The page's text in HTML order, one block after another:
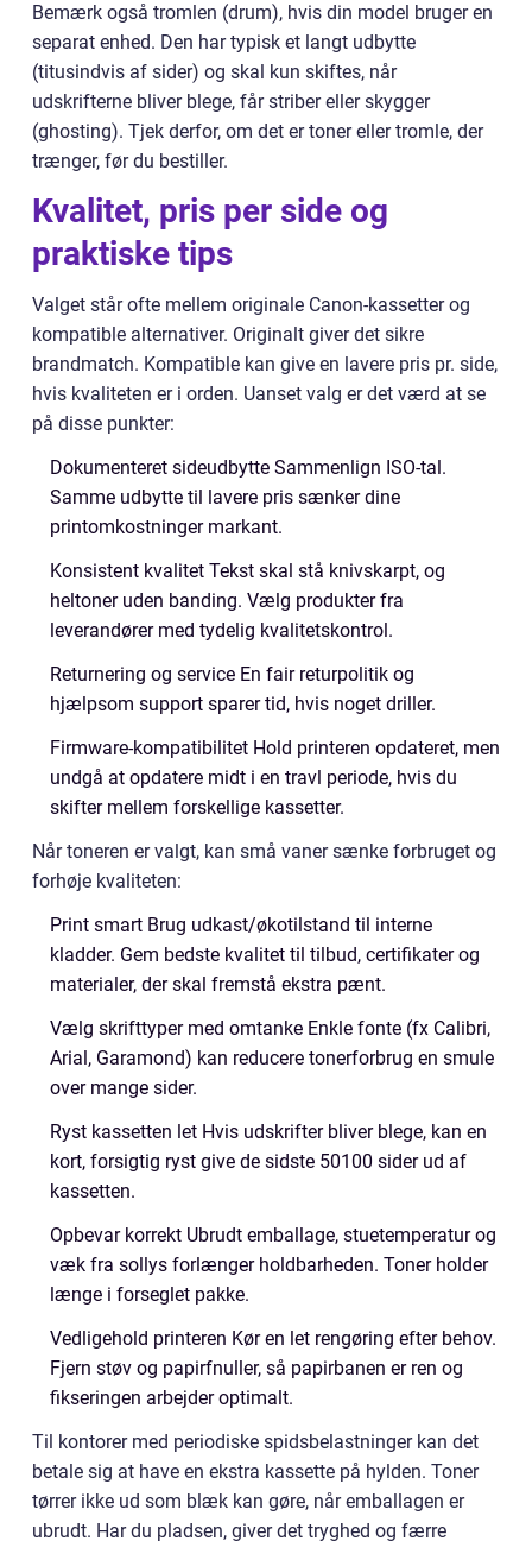
Bemærk også tromlen (drum), hvis din model bruger en
separat enhed. Den har typisk et langt udbytte
(titusindvis af sider) og skal kun skiftes, når
udskrifterne bliver blege, får striber eller skygger
(ghosting). Tjek derfor, om det er toner eller tromle, der
trænger, før du bestiller.
Kvalitet, pris per side og
praktiske tips
Valget står ofte mellem originale Canon-kassetter og
kompatible alternativer. Originalt giver det sikre
brandmatch. Kompatible kan give en lavere pris pr. side,
hvis kvaliteten er i orden. Uanset valg er det værd at se
på disse punkter:
Dokumenteret sideudbytte Sammenlign ISO-tal.
Samme udbytte til lavere pris sænker dine
printomkostninger markant.
Konsistent kvalitet Tekst skal stå knivskarpt, og
heltoner uden banding. Vælg produkter fra
leverandører med tydelig kvalitetskontrol.
Returnering og service En fair returpolitik og
hjælpsom support sparer tid, hvis noget driller.
Firmware-kompatibilitet Hold printeren opdateret, men
undgå at opdatere midt i en travl periode, hvis du
skifter mellem forskellige kassetter.
Når toneren er valgt, kan små vaner sænke forbruget og
forhøje kvaliteten:
Print smart Brug udkast/økotilstand til interne
kladder. Gem bedste kvalitet til tilbud, certifikater og
materialer, der skal fremstå ekstra pænt.
Vælg skrifttyper med omtanke Enkle fonte (fx Calibri,
Arial, Garamond) kan reducere tonerforbrug en smule
over mange sider.
Ryst kassetten let Hvis udskrifter bliver blege, kan en
kort, forsigtig ryst give de sidste 50100 sider ud af
kassetten.
Opbevar korrekt Ubrudt emballage, stuetemperatur og
væk fra sollys forlænger holdbarheden. Toner holder
længe i forseglet pakke.
Vedligehold printeren Kør en let rengøring efter behov.
Fjern støv og papirfnuller, så papirbanen er ren og
fikseringen arbejder optimalt.
Til kontorer med periodiske spidsbelastninger kan det
betale sig at have en ekstra kassette på hylden. Toner
tørrer ikke ud som blæk kan gøre, når emballagen er
ubrudt. Har du pladsen, giver det tryghed og færre